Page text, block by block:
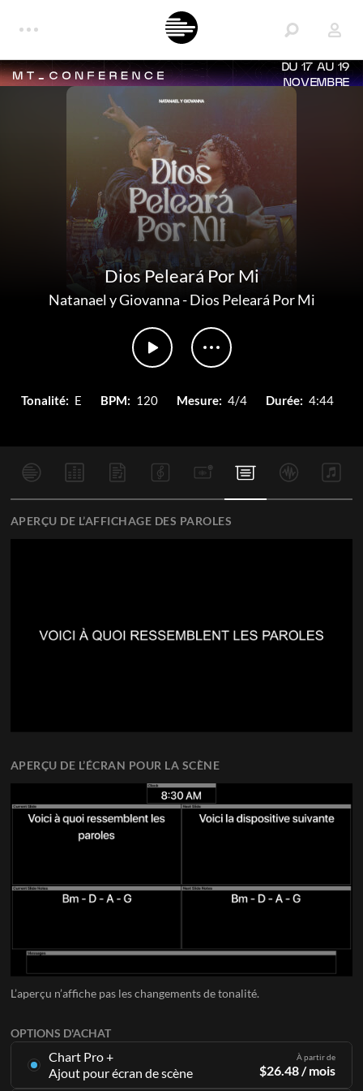
DU 17 AU 19
NOVEMBRE
Dios Peleará Por Mi
Natanael y Giovanna-Dios Peleará Por Mi
Tonalité: E BPM: 120 Mesure: 4/4 Durée: 4:44
OPTIONS D'ACHAT
Chart Pro +
Ajout pour écran de scène
À partir de
$26.48/ mois
APERÇU DE L’AFFICHAGE DES PAROLES
APERÇU DE L’ÉCRAN POUR LA SCÈNE
L’aperçu n’affiche pas les changements de tonalité.